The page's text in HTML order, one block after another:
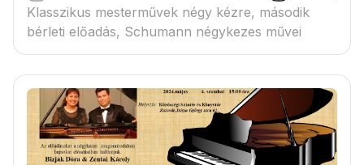
Klasszikus mesterművek négy kézre, második
bérleti előadás, Schumann négykezes művei